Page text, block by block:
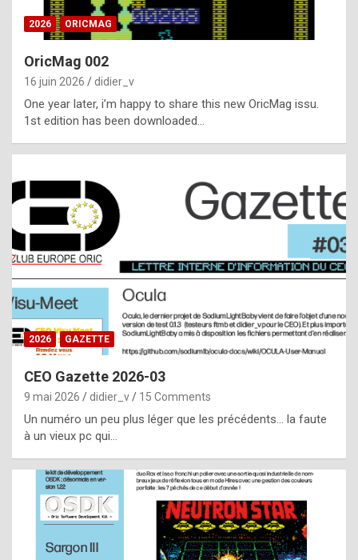
ff
i
l
t
t
s
t
a
s
i
e
f
o
m
m
a
2026 ORICMAG
OricMag 002
16 juin 2026 didier_v
One year later, i’m happy to share this new OricMag issu.
1st edition has been downloaded…
2026 GAZETTE
CEO Gazette 2026-03
9 mai 2026 didier_v 15 Comments
Un numéro un peu plus léger que les précédents… la faute
à un vieux pc qui…